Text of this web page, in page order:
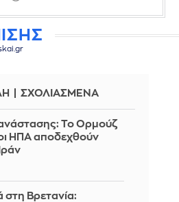
ΣΧΟΛΙΑΣΜΕΝΑ
Το Ορμούζ
ΗΠΑ αποδεχθούν
Βρετανία: